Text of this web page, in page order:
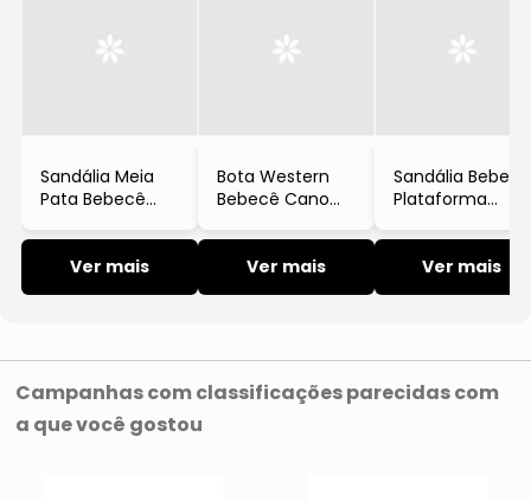
Sandália Meia
Pata Bebecê
Dourado
Ver mais
Bota Western
Bebecê Cano
Preto
Ver mais
Sandália Bebecê
Plataforma
Marrom Claro
Ver mais
Campanhas com classificações parecidas com
a que você gostou